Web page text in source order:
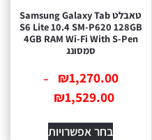
טאבלט Samsung Galaxy Tab
S6 Lite 10.4 SM-P620
4GB RAM Wi-Fi With S-
₪1,270.00
–
₪1,529.00
בחר אפשרויות